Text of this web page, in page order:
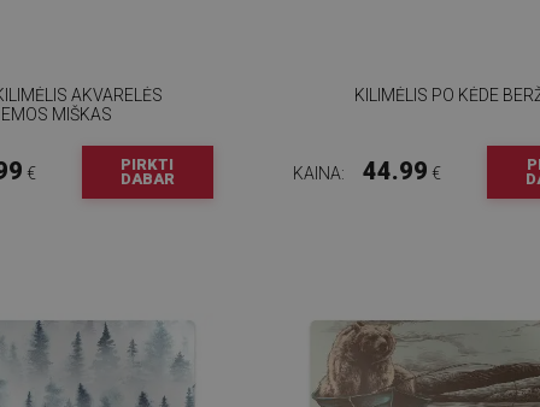
AKVARELĖS
MIŠKAS
€
PIRKTI
DABAR
KILIMĖLIS PO KĖDE
KAINA: 44.99 €